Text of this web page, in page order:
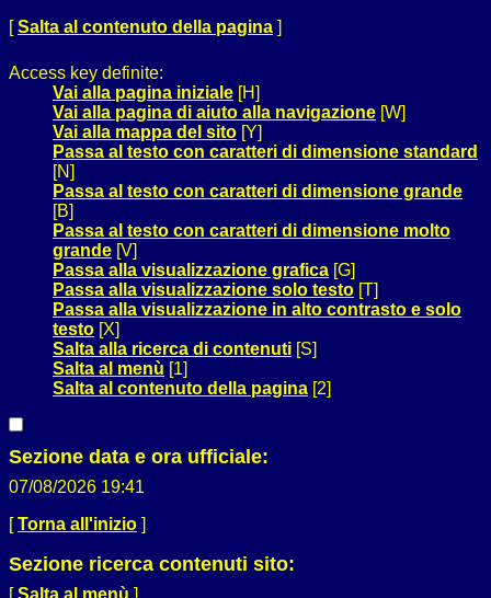
[Salta al contenuto della pagina ]
Access key definite:
Vai alla pagina iniziale [H]
Vai alla pagina di aiuto alla navigazione [W]
Vai alla mappa del sito [Y]
Passa al testo con caratteri di dimensione standard
[N]
Passa al testo con caratteri di dimensione grande
[B]
Passa al testo con caratteri di dimensione molto
grande [V]
Passa alla visualizzazione grafica [G]
Passa alla visualizzazione solo testo [T]
Passa alla visualizzazione in alto contrasto e solo
testo [X]
Salta alla ricerca di contenuti [S]
Salta al menù [1]
Salta al contenuto della pagina [2]
Sezione data e ora ufficiale:
07/08/2026 19:41
[Torna all'inizio ]
Sezione ricerca contenuti sito:
[Salta al menù ]